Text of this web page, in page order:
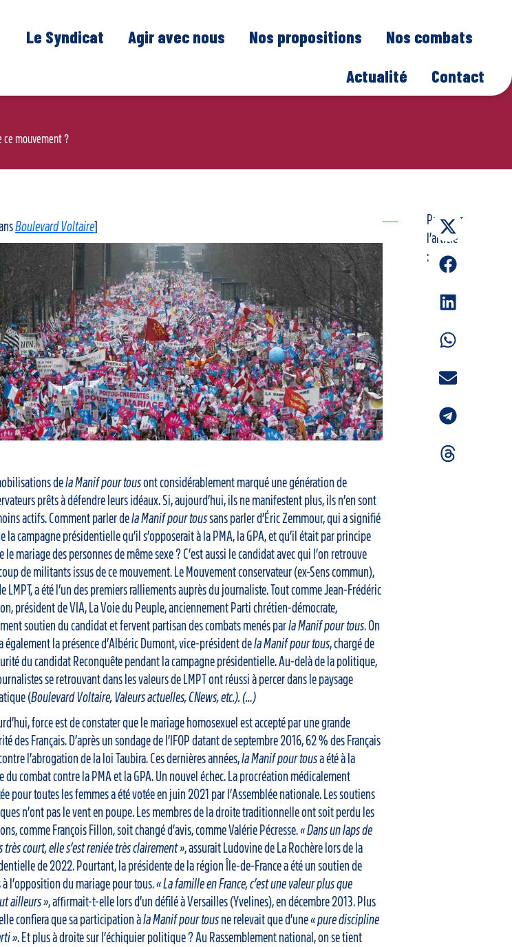
Le Syndicat Agir avec nous Nos propositions
Nos combats
Actualité
Contact
ce mouvement ?
Boulevard Voltaire]
dela Manif pour tousont considérablement marqué une génération de
prêts à défendre leurs idéaux. Si, aujourd’hui, ils ne manifestent plus, ils n’en sont
actifs. Comment parler dela Manif pour toussans parler d’Éric Zemmour, qui a signifié
la campagne présidentielle qu’il s’opposerait à la PMA, la GPA, et qu’il était par principe
le mariage des personnes de même sexe ? C’est aussi le candidat avec qui l’on retrouve
de militants issus de ce mouvement. Le Mouvement conservateur (ex-Sens commun),
LMPT, a été l’un des premiers ralliements auprès du journaliste. Tout comme Jean-Frédéric
président de VIA, La Voie du Peuple, anciennement Parti chrétien-démocrate,
soutien du candidat et fervent partisan des combats menés parla Manif pour tous. On
également la présence d’Albéric Dumont, vice-président dela Manif pour tous, chargé de
du candidat Reconquête pendant la campagne présidentielle. Au-delà de la politique,
se retrouvant dans les valeurs de LMPT ont réussi à percer dans le paysage
(Boulevard Voltaire, Valeurs actuelles, CNews, etc.). (…)
force est de constater que le mariage homosexuel est accepté par une grande
des Français. D’après un sondage de l’IFOP datant de septembre 2016, 62 % des Français
l’abrogation de la loi Taubira. Ces dernières années,la Manif pour tousa été à la
du combat contre la PMA et la GPA. Un nouvel échec. La procréation médicalement
pour toutes les femmes a été votée en juin 2021 par l’Assemblée nationale. Les soutiens
n’ont pas le vent en poupe. Les membres de la droite traditionnelle ont soit perdu les
comme François Fillon, soit changé d’avis, comme Valérie Pécresse.« Dans un laps de
très court, elle s’est reniée très clairement », assurait Ludovine de La Rochère lors de la
de 2022. Pourtant, la présidente de la région Île-de-France a été un soutien de
à l’opposition du mariage pour tous.« La famille en France, c’est une valeur plus que
ailleurs », affirmait-t-elle lors d’un défilé à Versailles (Yvelines), en décembre 2013. Plus
confiera que sa participation àla Manif pour tousne relevait que d’une« pure discipline
». Et plus à droite sur l’échiquier politique ? Au Rassemblement national, on se tient
Partager
l’article
: